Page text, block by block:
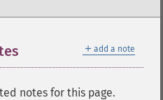
＋ add a note
notes for this page.